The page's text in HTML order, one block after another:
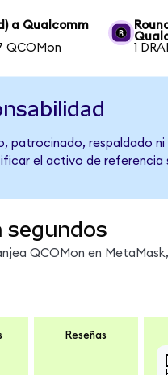
a Qualcomm
QCOMon
1
patrocinado, respaldado
el activo de referencia
segundos
QCOMon en
Reseñas